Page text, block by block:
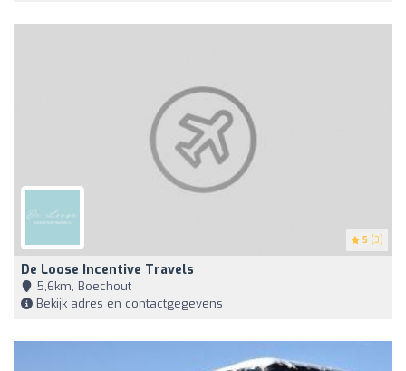
5 (3)
De Loose Incentive Travels
5,6km, Boechout
Bekijk adres en contactgegevens